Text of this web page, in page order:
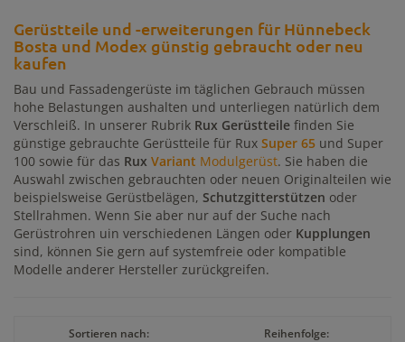
Gerüstteile und -erweiterungen für Hünnebeck
Bosta und Modex günstig gebraucht oder neu
kaufen
Bau und Fassadengerüste im täglichen Gebrauch müssen
hohe Belastungen aushalten und unterliegen natürlich dem
Verschleiß. In unserer Rubrik Rux Gerüstteile finden Sie
günstige gebrauchte Gerüstteile für Rux Super 65 und Super
100 sowie für das Rux Variant Modulgerüst. Sie haben die
Auswahl zwischen gebrauchten oder neuen Originalteilen wie
beispielsweise Gerüstbelägen, Schutzgitterstützen oder
Stellrahmen. Wenn Sie aber nur auf der Suche nach
Gerüstrohren uin verschiedenen Längen oder Kupplungen
sind, können Sie gern auf systemfreie oder kompatible
Modelle anderer Hersteller zurückgreifen.
Sortieren nach: Reihenfolge: